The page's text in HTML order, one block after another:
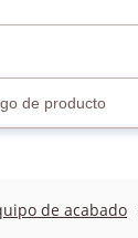
de acabado